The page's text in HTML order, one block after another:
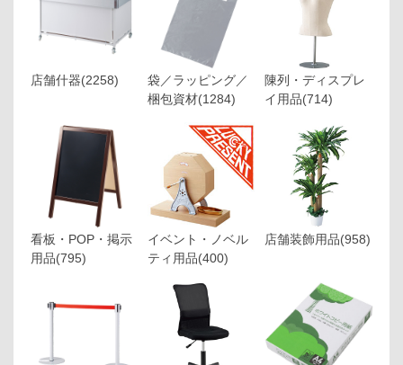
店舗什器(2258)
袋／ラッピング／
梱包資材(1284)
陳列・ディスプレ
イ用品(714)
看板・POP・掲示
用品(795)
イベント・ノベル
ティ用品(400)
店舗装飾用品(958)